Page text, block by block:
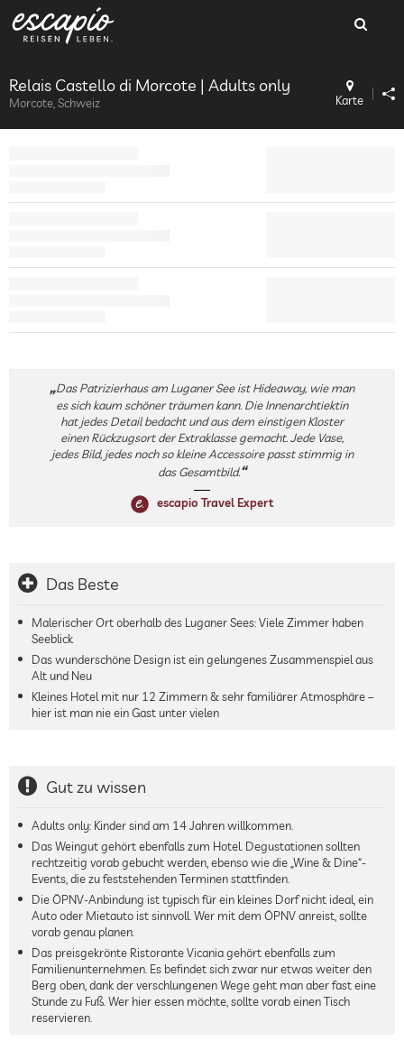
Relais Castello di Morcote | Adults only
Morcote, Schweiz Karte
Das Patrizierhaus am Luganer See ist Hideaway, wie man
es sich kaum schöner träumen kann. Die Innenarchtiektin
hat jedes Detail bedacht und aus dem einstigen Kloster
einen Rückzugsort der Extraklasse gemacht. Jede Vase,
jedes Bild, jedes noch so kleine Accessoire passt stimmig in
das Gesamtbild.
escapio Travel Expert
Das Beste
Malerischer Ort oberhalb des Luganer Sees: Viele Zimmer haben
Seeblick
Das wunderschöne Design ist ein gelungenes Zusammenspiel aus
Alt und Neu
Kleines Hotel mit nur 12 Zimmern & sehr familiärer Atmosphäre –
hier ist man nie ein Gast unter vielen
Gut zu wissen
Adults only: Kinder sind am 14 Jahren willkommen.
Das Weingut gehört ebenfalls zum Hotel. Degustationen sollten
rechtzeitig vorab gebucht werden, ebenso wie die „Wine & Dine“-
Events, die zu feststehenden Terminen stattfinden.
Die ÖPNV-Anbindung ist typisch für ein kleines Dorf nicht ideal, ein
Auto oder Mietauto ist sinnvoll. Wer mit dem ÖPNV anreist, sollte
vorab genau planen.
Das preisgekrönte Ristorante Vicania gehört ebenfalls zum
Familienunternehmen. Es befindet sich zwar nur etwas weiter den
Berg oben, dank der verschlungenen Wege geht man aber fast eine
Stunde zu Fuß. Wer hier essen möchte, sollte vorab einen Tisch
reservieren.